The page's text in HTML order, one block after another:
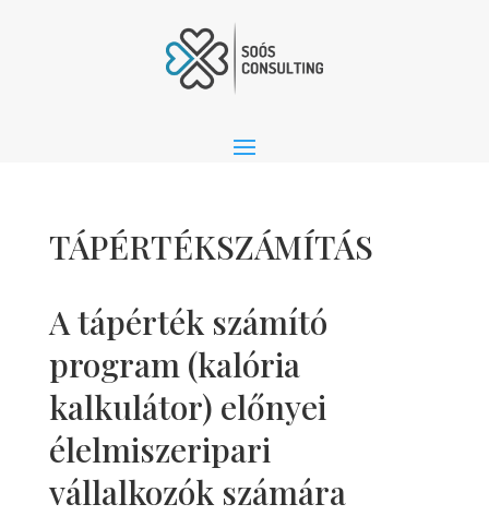
TÁPÉRTÉKSZÁMÍTÁS
A tápérték számító
program (kalória
kalkulátor) előnyei
élelmiszeripari
vállalkozók számára